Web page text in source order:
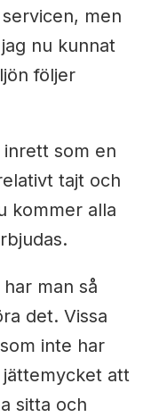
men
nu kunnat
följer
som en
tajt och
kommer alla
man så
det. Vissa
inte har
att
sitta och